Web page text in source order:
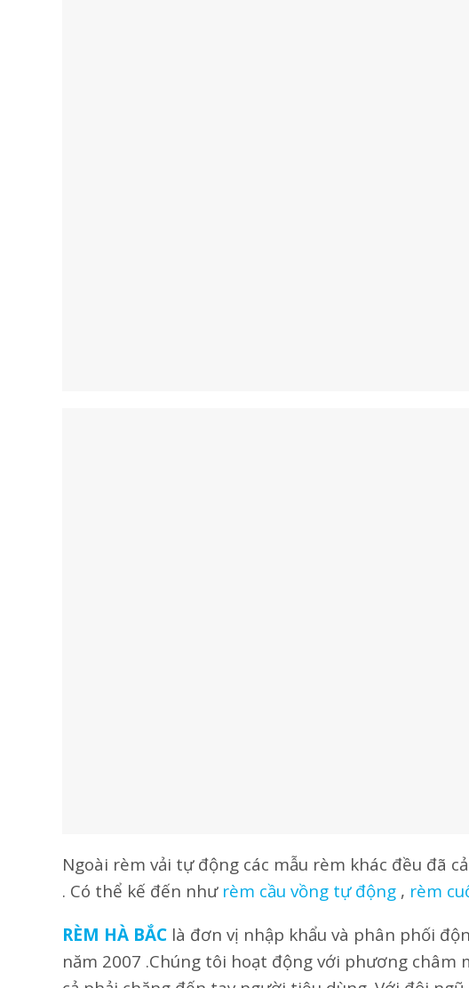
Ngoài rèm vải tự động các mẫu rèm khác đều đã
. Có thể kế đến như rèm cầu vồng tự động , rèm
RÈM HÀ BẮC là đơn vị nhập khẩu và phân phối
năm 2007 .Chúng tôi hoạt động với phương